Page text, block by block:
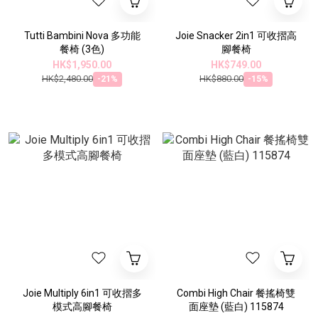
Tutti Bambini Nova 多功能
餐椅 (3色)
HK$1,950.00
HK$2,480.00 -21%
Joie Snacker 2in1 可收摺高
腳餐椅
HK$749.00
HK$880.00 -15%
Joie Multiply 6in1 可收摺多
模式高腳餐椅
Combi High Chair 餐搖椅雙
面座墊 (藍白) 115874